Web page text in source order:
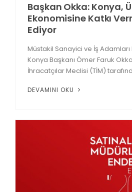
Başkan Okka: Konya,
Ekonomisine Katkı
Ediyor
Müstakil Sanayici ve İş
Konya Başkanı Ömer Faruk
İhracatçılar Meclisi (TİM)
DEVAMINI OKU